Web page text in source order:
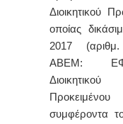
Διοικητικού
οποίας
2017
ΑΒΕΜ:
συμφέροντα